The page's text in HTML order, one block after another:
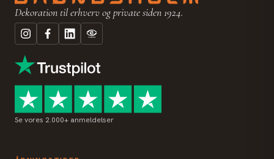
Dekoration til erhverv og private siden 1924.
Se vores 2.000+ anmeldelser